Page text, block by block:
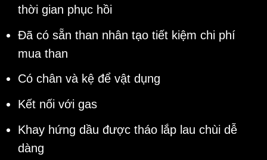
thời gian phục hồi
Đã có sẵn than nhân tạo tiết kiệm chi phí
mua than
Có chân và kệ để vật dụng
Kết nối với gas
Khay hứng dầu được tháo lắp lau chùi dễ
dàng